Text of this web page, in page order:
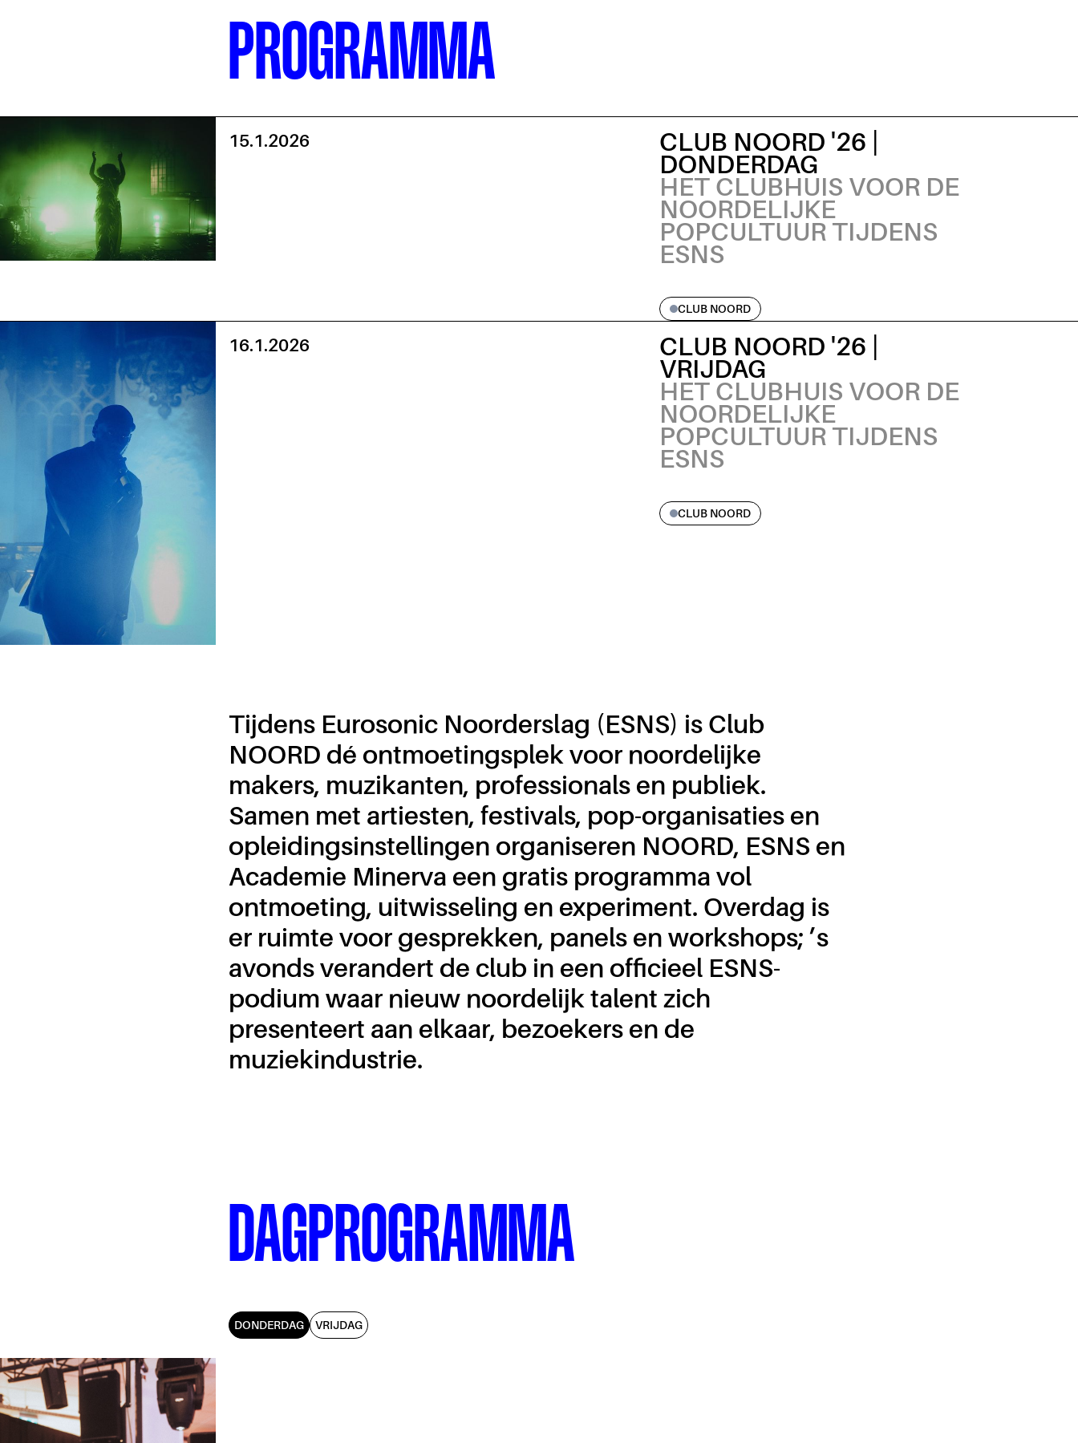
PROGRAMMA
15.1.2026 CLUB NOORD '26 |
DONDERDAG
HET CLUBHUIS VOOR DE
NOORDELIJKE
POPCULTUUR TIJDENS
ESNS
CLUB NOORD
16.1.2026 CLUB NOORD '26 |
VRIJDAG
HET CLUBHUIS VOOR DE
NOORDELIJKE
POPCULTUUR TIJDENS
ESNS
CLUB NOORD
Tijdens Eurosonic Noorderslag (ESNS) is Club
NOORD dé ontmoetingsplek voor noordelijke
makers, muzikanten, professionals en publiek.
Samen met artiesten, festivals, pop-organisaties en
opleidingsinstellingen organiseren NOORD, ESNS en
Academie Minerva een gratis programma vol
ontmoeting, uitwisseling en experiment. Overdag is
er ruimte voor gesprekken, panels en workshops; ’s
avonds verandert de club in een officieel ESNS-
podium waar nieuw noordelijk talent zich
presenteert aan elkaar, bezoekers en de
muziekindustrie.
DAGPROGRAMMA
DONDERDAG VRIJDAG